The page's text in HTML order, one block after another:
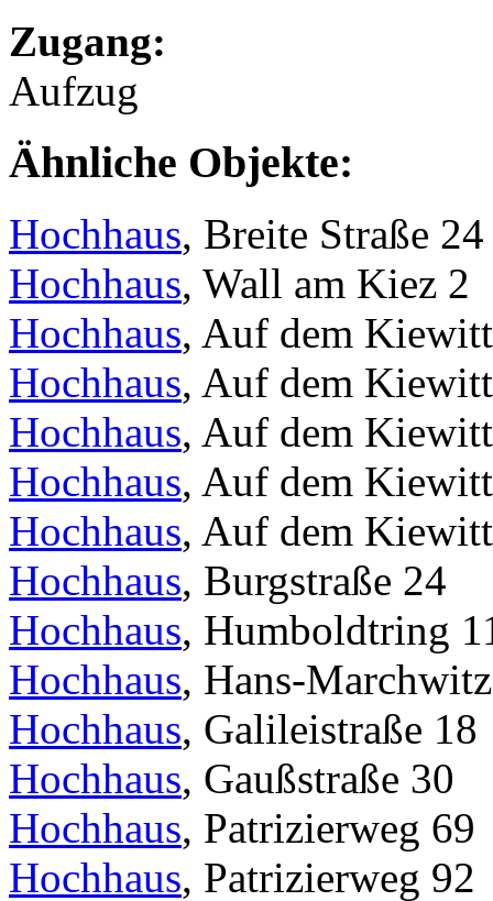
Zugang:
Aufzug
Ähnliche Objekte:
Hochhaus, Breite Straße 24
Hochhaus, Wall am Kiez 2
Hochhaus, Auf dem
Hochhaus, Auf dem
Hochhaus, Auf dem
Hochhaus, Auf dem
Hochhaus, Auf dem
Hochhaus, Burgstraße 24
Hochhaus, Humboldtring
Hochhaus, Hans-
Hochhaus, Galileistraße 18
Hochhaus, Gaußstraße 30
Hochhaus, Patrizierweg 69
Hochhaus, Patrizierweg 92